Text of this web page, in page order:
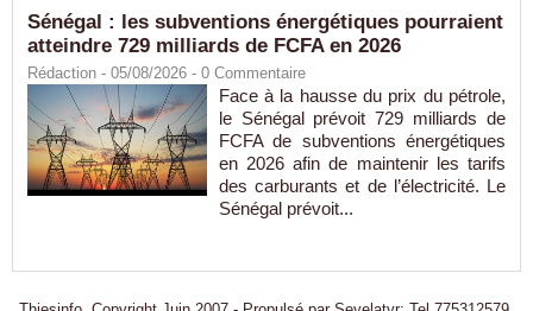
Sénégal : les subventions énergétiques pourraient
atteindre 729 milliards de FCFA en 2026
Rédaction - 05/08/2026 - 0 Commentaire
Face à la hausse du prix du pétrole,
le Sénégal prévoit 729 milliards de
FCFA de subventions énergétiques
en 2026 afin de maintenir les tarifs
des carburants et de l’électricité. Le
Sénégal prévoit...